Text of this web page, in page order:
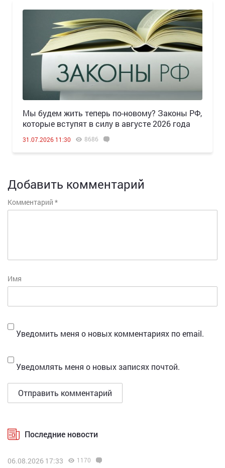
Мы будем жить теперь по-новому? Законы РФ,
которые вступят в силу в августе 2026 года
31.07.2026 11:30 8686
Добавить комментарий
Комментарий *
Имя
Уведомить меня о новых комментариях по email.
Уведомлять меня о новых записях почтой.
Последние новости
06.08.2026 17:33 1170